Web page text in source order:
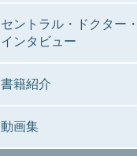
セントラル・ドクター・
インタビュー
書籍紹介
動画集